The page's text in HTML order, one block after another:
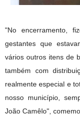
"No encerramento,
gestantes que
vários outros itens de
também com
realmente especial e
nosso município,
João Camêlo",